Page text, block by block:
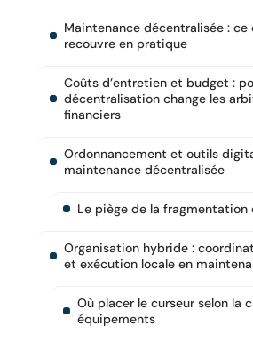
Maintenance décentralisée : ce
recouvre en pratique
Coûts d’entretien et budget :
décentralisation change les
financiers
Ordonnancement et outils
maintenance décentralisée
Le piège de la fragmentation
Organisation hybride :
et exécution locale en
Où placer le curseur selon la
équipements